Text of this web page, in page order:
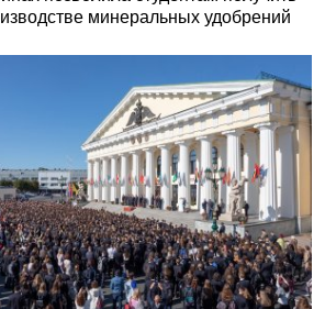
минеральных удобрений